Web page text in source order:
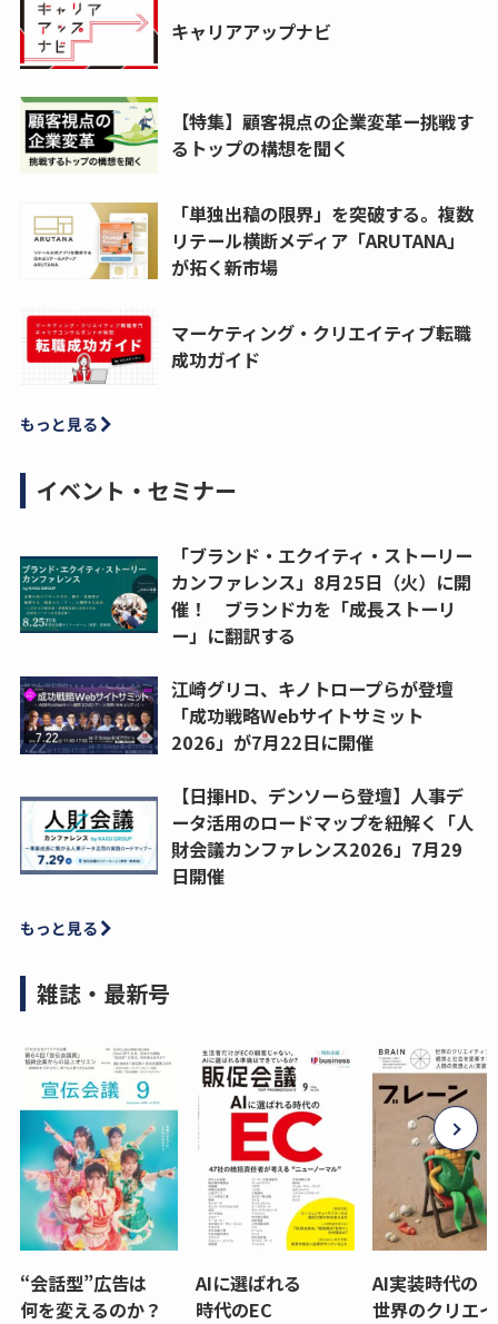
キャリアアップナビ
【特集】顧客視点の企業変革ー挑戦す
るトップの構想を聞く
「単独出稿の限界」を突破する。複数
リテール横断メディア「ARUTANA」
が拓く新市場
マーケティング・クリエイティブ転職
成功ガイド
もっと見る
イベント・セミナー
「ブランド・エクイティ・ストーリー
カンファレンス」8月25日（火）に開
催！ ブランド力を「成長ストーリ
ー」に翻訳する
江崎グリコ、キノトロープらが登壇
「成功戦略Webサイトサミット
2026」が7月22日に開催
【日揮HD、デンソーら登壇】人事デ
ータ活用のロードマップを紐解く「人
財会議カンファレンス2026」7月29
日開催
もっと見る
雑誌・最新号
“会話型”広告は
何を変えるのか？
AIに選ばれる
時代のEC
AI実装時代の
世界のクリエ